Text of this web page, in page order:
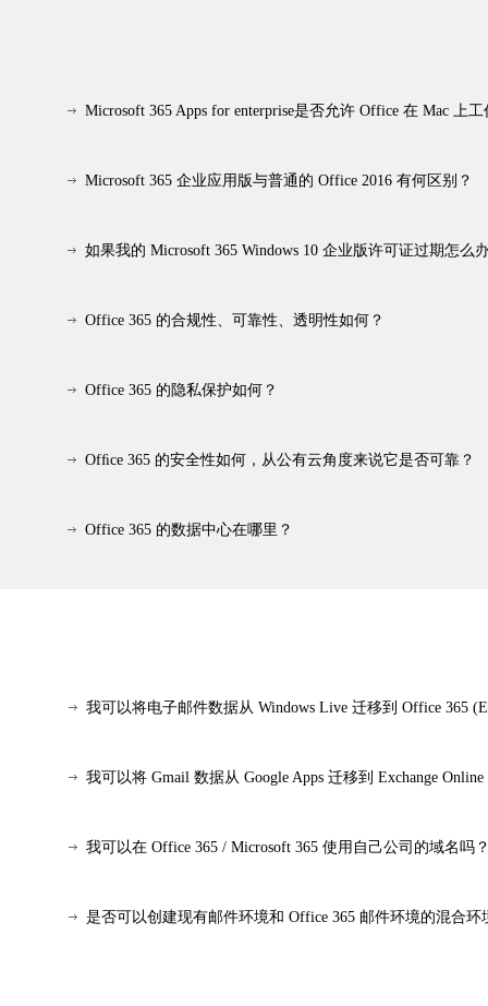
Microsoft 365 Apps for enterprise是否允许 Office 在 Mac 上工
Microsoft 365 企业应用版与普通的 Office 2016 有何区别？
如果我的 Microsoft 365 Windows 10 企业版许可证过期怎么
Office 365 的合规性、可靠性、透明性如何？
Office 365 的隐私保护如何？
Ofﬁce 365 的安全性如何，从公有云角度来说它是否可靠？
Office 365 的数据中心在哪里？
我可以将电子邮件数据从 Windows Live 迁移到 Office 365
我可以将 Gmail 数据从 Google Apps 迁移到 Exchange
我可以在 Office 365 / Microsoft 365 使用自己公司的域名吗
是否可以创建现有邮件环境和 Office 365 邮件环境的混合环